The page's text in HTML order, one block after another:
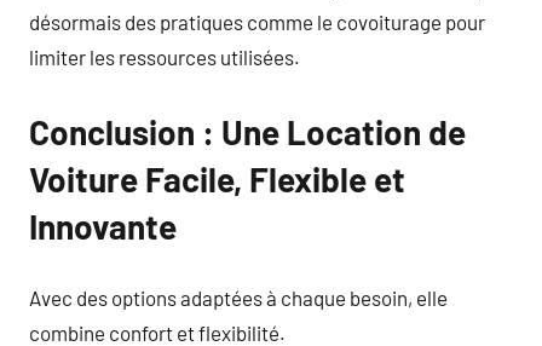
désormais des pratiques comme le covoiturage pour
limiter les ressources utilisées.
Conclusion : Une Location de
Voiture Facile, Flexible et
Innovante
Avec des options adaptées à chaque besoin, elle
combine confort et flexibilité.